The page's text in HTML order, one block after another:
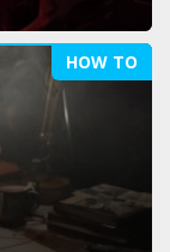
HOW TO